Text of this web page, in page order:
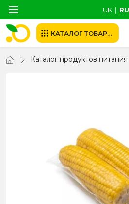
UK ∣ RU
КАТАЛОГ ТОВАРОВ
Каталог продуктов питания